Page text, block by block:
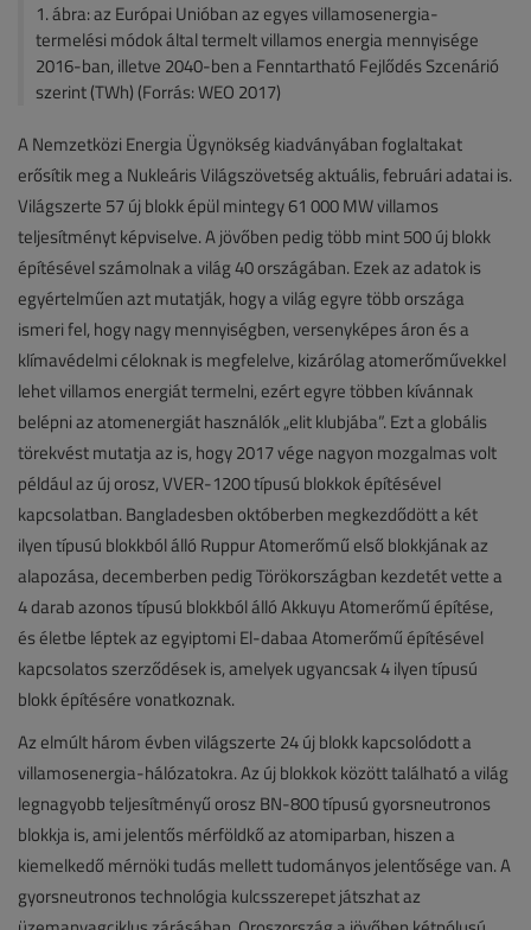
1. ábra: az Európai Unióban az egyes villamosenergia-
termelési módok által termelt villamos energia mennyisége
2016-ban, illetve 2040-ben a Fenntartható Fejlődés Szcenárió
szerint (TWh) (Forrás: WEO 2017)
A Nemzetközi Energia Ügynökség kiadványában foglaltakat
erősítik meg a Nukleáris Világszövetség aktuális, februári adatai is.
Világszerte 57 új blokk épül mintegy 61 000 MW villamos
teljesítményt képviselve. A jövőben pedig több mint 500 új blokk
építésével számolnak a világ 40 országában. Ezek az adatok is
egyértelműen azt mutatják, hogy a világ egyre több országa
ismeri fel, hogy nagy mennyiségben, versenyképes áron és a
klímavédelmi céloknak is megfelelve, kizárólag atomerőművekkel
lehet villamos energiát termelni, ezért egyre többen kívánnak
belépni az atomenergiát használók „elit klubjába”. Ezt a globális
törekvést mutatja az is, hogy 2017 vége nagyon mozgalmas volt
például az új orosz, VVER-1200 típusú blokkok építésével
kapcsolatban. Bangladesben októberben megkezdődött a két
ilyen típusú blokkból álló Ruppur Atomerőmű első blokkjának az
alapozása, decemberben pedig Törökországban kezdetét vette a
4 darab azonos típusú blokkból álló Akkuyu Atomerőmű építése,
és életbe léptek az egyiptomi El-dabaa Atomerőmű építésével
kapcsolatos szerződések is, amelyek ugyancsak 4 ilyen típusú
blokk építésére vonatkoznak.
Az elmúlt három évben világszerte 24 új blokk kapcsolódott a
villamosenergia-hálózatokra. Az új blokkok között található a világ
legnagyobb teljesítményű orosz BN-800 típusú gyorsneutronos
blokkja is, ami jelentős mérföldkő az atomiparban, hiszen a
kiemelkedő mérnöki tudás mellett tudományos jelentősége van. A
gyorsneutronos technológia kulcsszerepet játszhat az